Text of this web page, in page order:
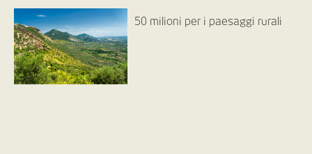
50 milioni per i paesaggi rurali